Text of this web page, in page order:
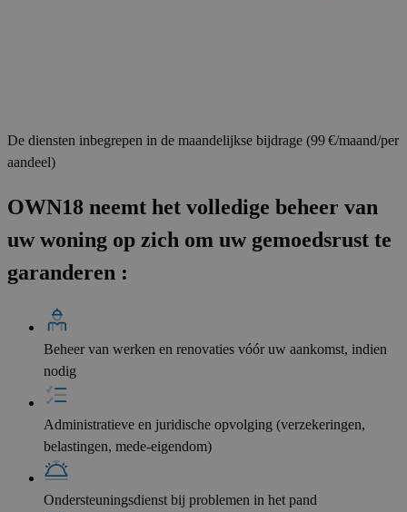
De diensten inbegrepen in de maandelijkse bijdrage (99 €/maand/per
aandeel)
OWN18 neemt het volledige beheer van
uw woning op zich om uw gemoedsrust te
garanderen :
Beheer van werken en renovaties vóór uw aankomst, indien
nodig
Administratieve en juridische opvolging (verzekeringen,
belastingen, mede-eigendom)
Ondersteuningsdienst bij problemen in het pand